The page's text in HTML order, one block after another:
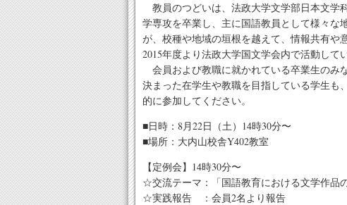
教員のつどいは、法政大学文学部日本文学
学専攻を卒業し、主に国語教員として様々な
が、校種や地域の垣根を越えて、情報共有や
2015年度より法政大学国文学会内で活動して
会員および教職に就かれている卒業生のみ
決まった在学生や教職を目指している学生も
的に参加してください。
■日時：8月22日（土）14時30分〜
■場所：大内山校舎Y402教室
【定例会】14時30分〜
☆交流テーマ：「国語教育における文学作品
☆実践報告 ：会員2名より報告